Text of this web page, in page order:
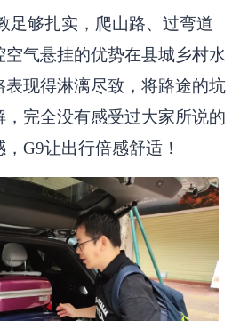
足够扎实，爬山路、过弯道
气悬挂的优势在县城乡村水
现得淋漓尽致，将路途的坑
完全没有感受过大家所说的
G9让出行倍感舒适！